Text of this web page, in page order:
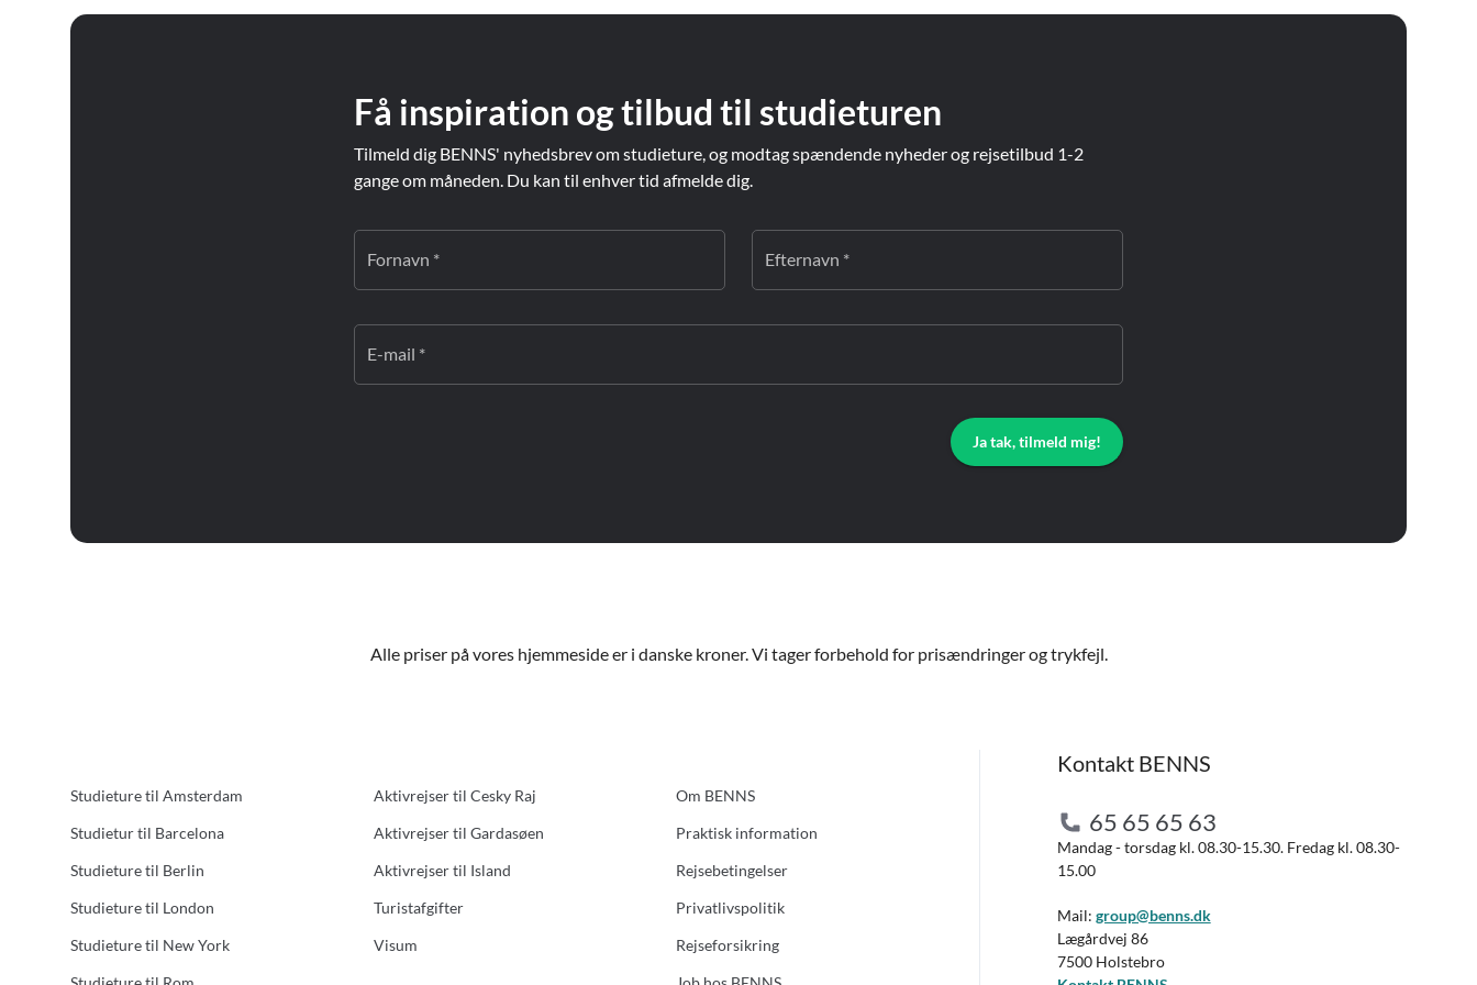
Få inspiration og tilbud til studieturen
Tilmeld dig BENNS' nyhedsbrev om studieture, og modtag spændende nyheder og rejsetilbud 1-2
gange om måneden. Du kan til enhver tid afmelde dig.
Fornavn * Efternavn *
E-mail *
Ja tak, tilmeld mig!
Alle priser på vores hjemmeside er i danske kroner. Vi tager forbehold for prisændringer og trykfejl.
Studieture til Amsterdam
Studietur til Barcelona
Studieture til Berlin
Studieture til London
Studieture til New York
Aktivrejser til Cesky Raj
Aktivrejser til Gardasøen
Aktivrejser til Island
Turistafgifter
Visum
Om BENNS
Praktisk information
Rejsebetingelser
Privatlivspolitik
Rejseforsikring
Kontakt BENNS
65 65 65 63
Mandag - torsdag kl. 08.30-15.30. Fredag kl. 08.30-
15.00
Mail: group@benns.dk
Lægårdvej 86
7500 Holstebro